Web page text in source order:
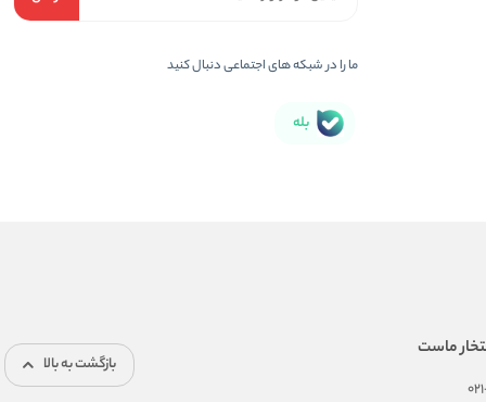
ما را در شبکه های اجتماعی دنبال کنید
بله
ماست
بازگشت به بالا